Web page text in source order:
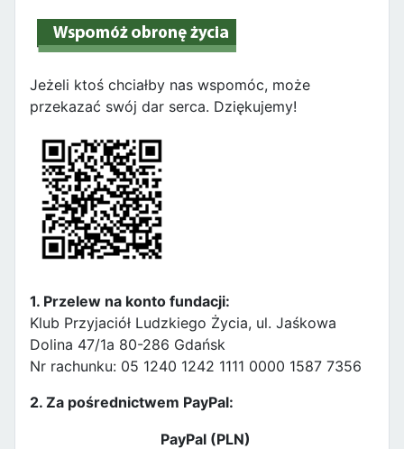
Jeżeli ktoś chciałby nas wspomóc, może
przekazać swój dar serca. Dziękujemy!
1. Przelew na konto fundacji:
Klub Przyjaciół Ludzkiego Życia, ul. Jaśkowa
Dolina 47/1a 80-286 Gdańsk
Nr rachunku: 05 1240 1242 1111 0000 1587 7356
2. Za pośrednictwem PayPal:
PayPal (PLN)